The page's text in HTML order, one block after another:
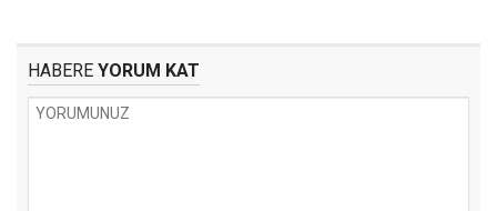
HABERE YORUM KAT